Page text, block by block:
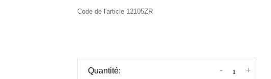
Code de l'article12105ZR
Quantité: +
-